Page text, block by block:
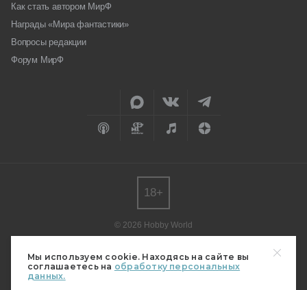
Мы используем cookie. Находясь на сайте вы
соглашаетесь на обработку персональных
данных.
Как стать автором МирФ
Награды «Мира фантастики»
Вопросы редакции
Форум МирФ
© 2026 Hobby World
редакции.
Мнение авторов может не совпадать с мнением редакции.
Свидетельство о регистрации СМИ серия Эл № ФС77-82485
18+